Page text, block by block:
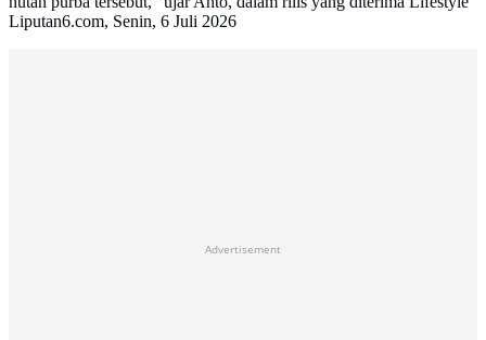
Liputan6.com, Senin, 6 Juli 2026
Advertisement